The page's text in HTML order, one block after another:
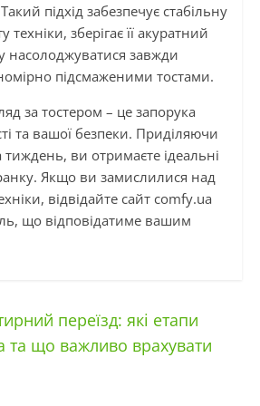
підхід забезпечує стабільну
зберігає її акуратний
насолоджуватися завжди
підсмаженими тостами.
за тостером – це запорука
та вашої безпеки. Приділяючи
ви отримаєте ідеальні
Якщо ви замислилися над
відвідайте сайт comfy.ua
що відповідатиме вашим
переїзд: які етапи
та що важливо врахувати